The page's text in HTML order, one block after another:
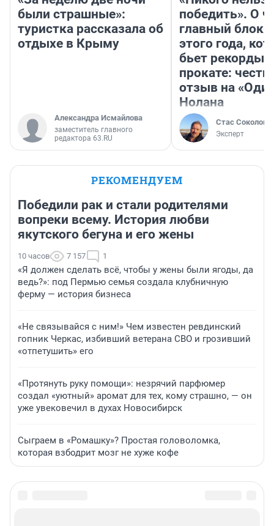
были страшные»:
туристка рассказала об
отдыхе в Крыму
Александра Исмайлова
заместитель главного
редактора 63.RU
победить». О
главный
этого года,
бьет рекорды в
прокате:
отзыв на
Нолана
Стас Соколов
Эксперт
РЕКОМЕНДУЕМ
Победили рак и стали родителями
вопреки всему. История любви
якутского бегуна и его жены
10 часов 7 157 1
«Я должен сделать всё, чтобы у жены были ягоды, да
ведь?»: под Пермью семья создала клубничную
ферму — история бизнеса
«Не связывайся с ним!» Чем известен ревдинский
гопник Черкас, избивший ветерана СВО и грозивший
«отпетушить» его
«Протянуть руку помощи»: незрячий парфюмер
создал «уютный» аромат для тех, кому страшно, — он
уже увековечил в духах Новосибирск
Сыграем в «Ромашку»? Простая головоломка,
которая взбодрит мозг не хуже кофе